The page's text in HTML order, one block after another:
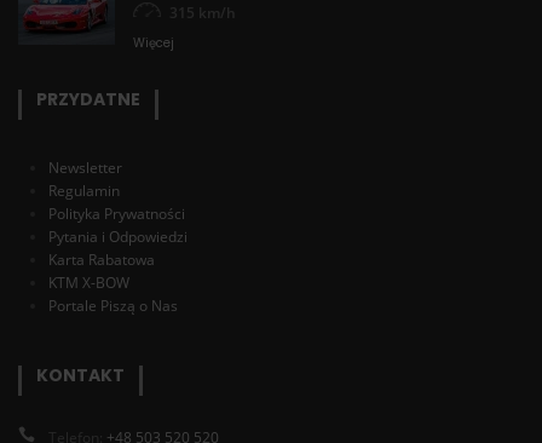
315 km/h
Więcej
PRZYDATNE
Newsletter
Regulamin
Polityka Prywatności
Pytania i Odpowiedzi
Karta Rabatowa
KTM X-BOW
Portale Piszą o Nas
KONTAKT
Telefon: +48 503 520 520